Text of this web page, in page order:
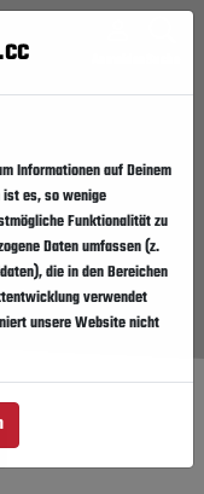
Informationen auf Deinem
ist es, so wenige
Funktionalität zu
Daten umfassen (z.
die in den Bereichen
verwendet
unsere Website nicht